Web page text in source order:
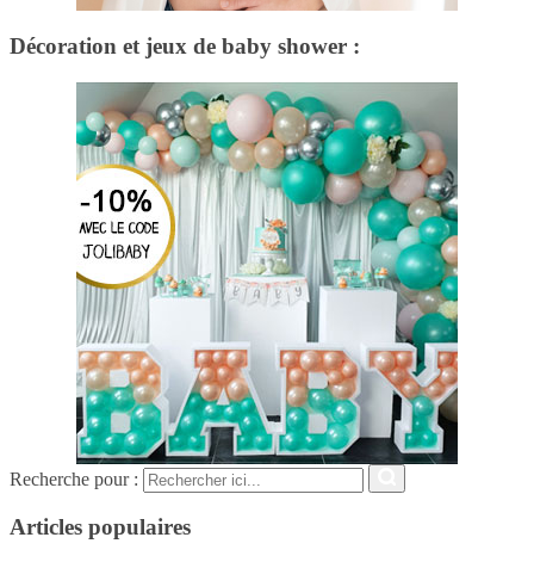
Décoration et jeux de baby shower :
Recherche pour :
Articles populaires